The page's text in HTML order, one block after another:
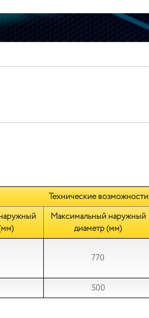
Технические возможности
Максимальный наружный
диаметр (мм)
770
500